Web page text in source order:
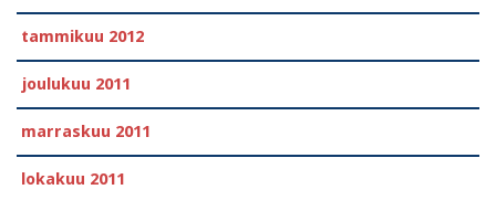
tammikuu 2012
joulukuu 2011
marraskuu 2011
lokakuu 2011